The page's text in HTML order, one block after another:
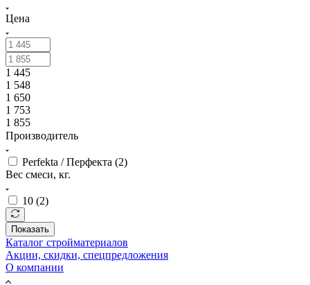
Цена
1 445
1 548
1 650
1 753
1 855
Производитель
Perfekta / Перфекта (2)
Вес смеси, кг.
10 (2)
Показать
Каталог стройматериалов
Акции, скидки, спецпредложения
О компании